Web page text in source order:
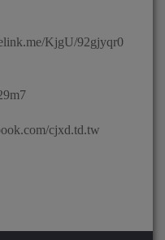
KjgU/92gjyqr0
cjxd.td.tw